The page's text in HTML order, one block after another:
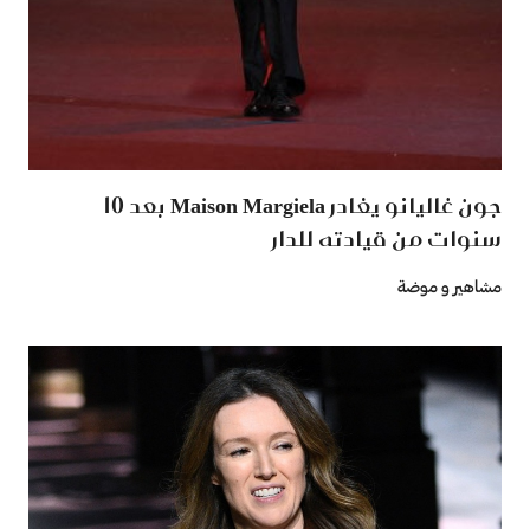
جون غاليانو يغادر Maison Margiela بعد 10
سنوات من قيادته للدار
مشاهير و موضة